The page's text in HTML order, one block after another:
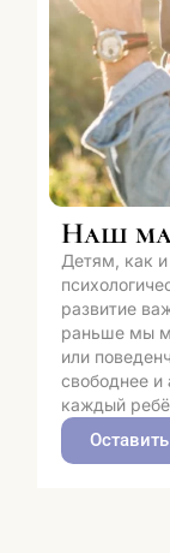
Наш
Детям, как
развитие
раньше мы
или
свободнее и
каждый